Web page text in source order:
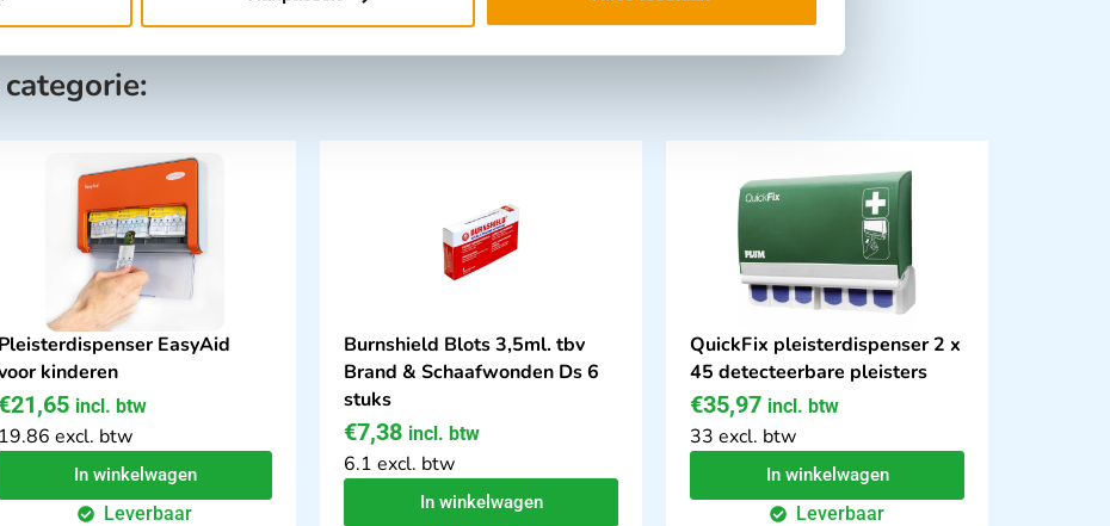
Pleisterdispenser EasyAid
kinderen
21,65 incl. btw
19.86 excl. btw
In winkelwagen
Leverbaar
Burnshield Blots 3,5ml. tbv
Brand & Schaafwonden Ds 6
stuks
€7,38 incl. btw
6.1 excl. btw
In winkelwagen
QuickFix pleisterdispenser 2 x
45 detecteerbare pleisters
€35,97 incl. btw
33 excl. btw
In winkelwagen
Leverbaar